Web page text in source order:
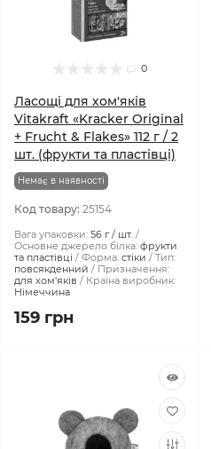
0
Ласощі для хом'яків
Vitakraft «Kracker Original
+ Frucht & Flakes» 112 г / 2
шт. (фрукти та пластівці)
Немає в наявності
Код товару: 25154
Вага упаковки: 56 г / шт.
Основне джерело білка: фрукти
та пластівці
Форма: стіки
Тип:
повсякденний
Призначення:
для хом'яків
Країна виробник:
Німеччина
159 грн